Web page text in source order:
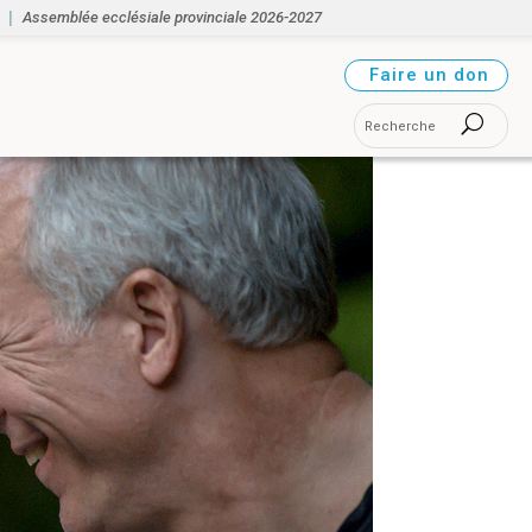
Assemblée ecclésiale provinciale 2026-2027
Faire un don